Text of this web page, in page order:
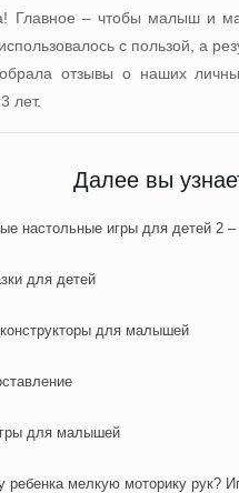
Главное – чтобы малыш и
с пользой, а
отзывы о наших
лет.
Далее вы
настольные игры для детей 2 –
для детей
для малышей
для малышей
ребенка мелкую моторику рук?